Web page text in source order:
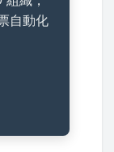
自動化